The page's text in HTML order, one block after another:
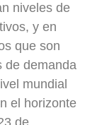
niveles de
y en
que son
de demanda
mundial
el horizonte